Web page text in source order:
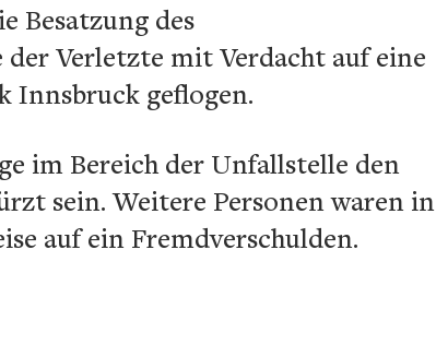
Besatzung des
Verletzte mit Verdacht auf eine
Innsbruck geflogen.
im Bereich der Unfallstelle den
sein. Weitere Personen waren in
auf ein Fremdverschulden.